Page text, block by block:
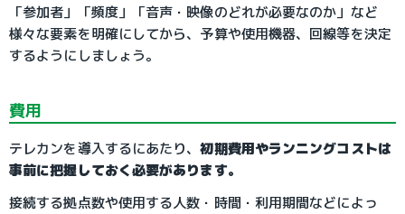
「参加者」「頻度」「音声・映像のどれが必要なのか」など
様々な要素を明確にしてから、予算や使用機器、回線等を決定
するようにしましょう。
費用
テレカンを導入するにあたり、初期費用やランニングコストは
事前に把握しておく必要があります。
接続する拠点数や使用する人数・時間・利用期間などによっ